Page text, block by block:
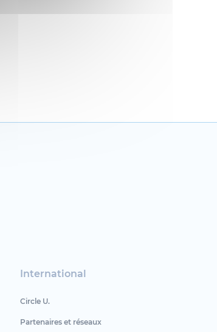
International
Circle U.
Partenaires et réseaux